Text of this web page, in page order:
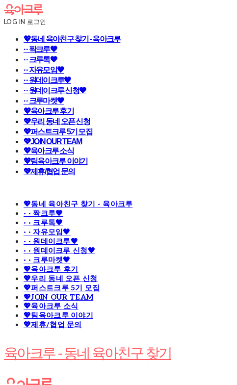
LOG IN 로그인
💖동네 육아친구 찾기 - 육아크루
· · 짝크루🧡
· · 크루톡🧡
· · 자유모임🧡
· · 원데이크루🧡
· · 원데이크루 신청🧡
· · 크루마켓🧡
💖육아크루 후기
💖우리 동네 오픈 신청
💖퍼스트크루 5기 모집
💖JOIN OUR TEAM
💖육아크루 소식
💖팀육아크루 이야기
💖제휴/협업 문의
💖동네 육아친구 찾기 - 육아크루
· · 짝크루🧡
· · 크루톡🧡
· · 자유모임🧡
· · 원데이크루🧡
· · 원데이크루 신청🧡
· · 크루마켓🧡
💖육아크루 후기
💖우리 동네 오픈 신청
💖퍼스트크루 5기 모집
💖JOIN OUR TEAM
💖육아크루 소식
💖팀육아크루 이야기
💖제휴/협업 문의
육아크루 - 동네 육아친구 찾기